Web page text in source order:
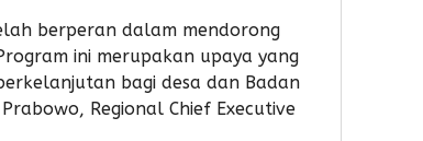
berperan dalam mendorong
ini merupakan upaya yang
bagi desa dan Badan
Regional Chief Executive